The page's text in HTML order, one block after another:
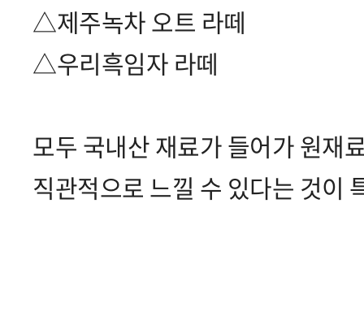
△제주녹차 오트 라떼
△우리흑임자 라떼
모두 국내산 재료가 들어가 원재
직관적으로 느낄 수 있다는 것이